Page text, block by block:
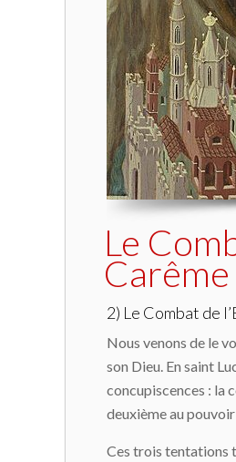
Le
2) Le Combat de
Nous venons de le
son Dieu. En saint
concupiscences : la
deuxième au
Ces trois tentations